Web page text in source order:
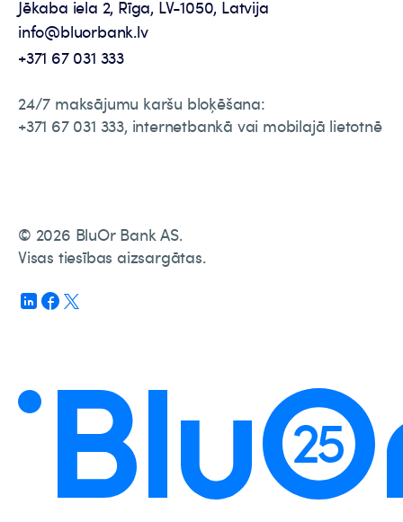
Jēkaba iela 2, Rīga, LV-1050, Latvija
info@bluorbank.lv
+371 67 031 333
24/7 maksājumu karšu bloķēšana:
+371 67 031 333, internetbankā vai mobilajā lietotnē
© 2026 BluOr Bank AS.
Visas tiesības aizsargātas.